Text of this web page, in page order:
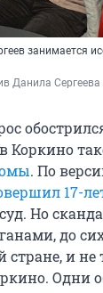
занимается
Данила Сергеева
Коркино
. По
17-
Но
до
стране, и не
Одни